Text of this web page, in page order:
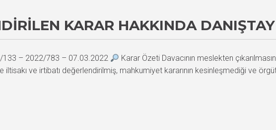
KARAR HAKKINDA
133 – 2022/783 – 07.03.2022
Karar Özeti Davacının meslekten
iltisakı ve irtibatı değerlendirilmiş, mahkumiyet kararının kesinleşmediği ve